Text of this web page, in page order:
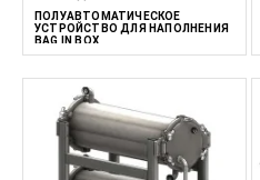
ПОЛУАВТОМАТИЧЕСКОЕ
УСТРОЙСТВО ДЛЯ НАПОЛНЕНИЯ
BAG IN BOX